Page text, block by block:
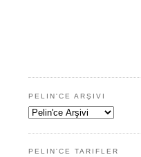
PELIN'CE ARŞIVI
PELIN'CE TARIFLER